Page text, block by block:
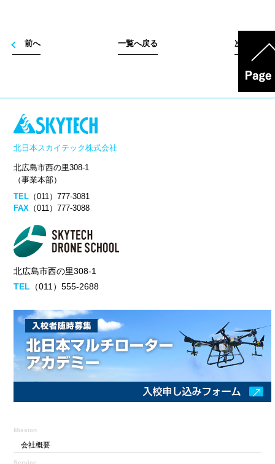
前へ 一覧へ戻る 次へ
北日本スカイテック株式会社
北広島市西の里308-1
（事業本部）
TEL （011）777-3081
FAX （011）777-3088
北広島市西の里308-1
TEL （011）555-2688
Mission
会社概要
Service